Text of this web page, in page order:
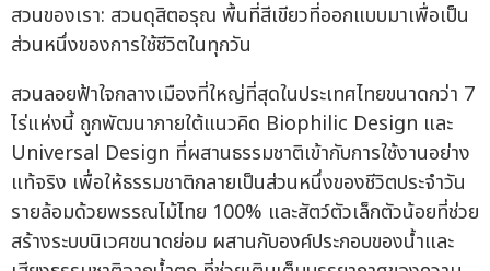
สวนของเรา: สวนดุสิตอรุณ พื้นที่สีเขียวที่ออกแบบมาเพื่อเป็น
ส่วนหนึ่งของการใช้ชีวิตในทุกวัน
สวนลอยฟ้าใจกลางเมืองที่ใหญ่ที่สุดในประเทศไทยขนาดกว่า 7
ไร่แห่งนี้ ถูกพัฒนาภายใต้แนวคิด Biophilic Design และ
Universal Design ที่ผสานธรรมชาติเข้ากับการใช้งานอย่าง
แท้จริง เพื่อให้ธรรมชาติกลายเป็นส่วนหนึ่งของชีวิตประจำวัน
รายล้อมด้วยพรรณไม้ไทย 100% และสัตว์ตัวเล็กตัวน้อยที่ช่วย
สร้างระบบนิเวศขนาดย่อม ผสานกับองค์ประกอบของน้ำและ